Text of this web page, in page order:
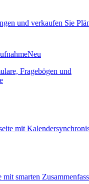
und verkaufen Sie
Neu
Fragebögen und
mit
smarten